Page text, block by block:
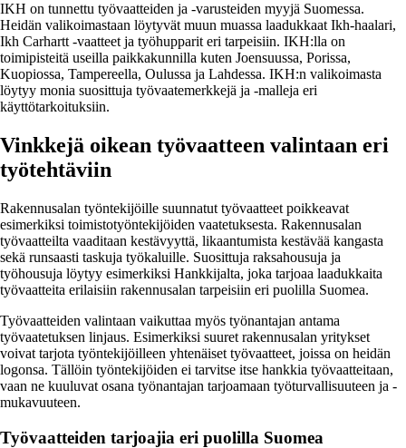
IKH on tunnettu työvaatteiden ja -varusteiden myyjä Suomessa.
Heidän valikoimastaan löytyvät muun muassa laadukkaat Ikh-haalari,
Ikh Carhartt -vaatteet ja työhupparit eri tarpeisiin. IKH:lla on
toimipisteitä useilla paikkakunnilla kuten Joensuussa, Porissa,
Kuopiossa, Tampereella, Oulussa ja Lahdessa. IKH:n valikoimasta
löytyy monia suosittuja työvaatemerkkejä ja -malleja eri
käyttötarkoituksiin.
Vinkkejä oikean työvaatteen valintaan eri
työtehtäviin
Rakennusalan työntekijöille suunnatut työvaatteet poikkeavat
esimerkiksi toimistotyöntekijöiden vaatetuksesta. Rakennusalan
työvaatteilta vaaditaan kestävyyttä, likaantumista kestävää kangasta
sekä runsaasti taskuja työkaluille. Suosittuja raksahousuja ja
työhousuja löytyy esimerkiksi Hankkijalta, joka tarjoaa laadukkaita
työvaatteita erilaisiin rakennusalan tarpeisiin eri puolilla Suomea.
Työvaatteiden valintaan vaikuttaa myös työnantajan antama
työvaatetuksen linjaus. Esimerkiksi suuret rakennusalan yritykset
voivat tarjota työntekijöilleen yhtenäiset työvaatteet, joissa on heidän
logonsa. Tällöin työntekijöiden ei tarvitse itse hankkia työvaatteitaan,
vaan ne kuuluvat osana työnantajan tarjoamaan työturvallisuuteen ja -
mukavuuteen.
Työvaatteiden tarjoajia eri puolilla Suomea